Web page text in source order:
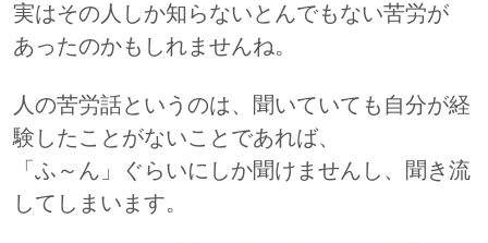
実はその人しか知らないとんでもない苦労が
あったのかもしれませんね。
人の苦労話というのは、聞いていても自分が経
験したことがないことであれば、
「ふ～ん」ぐらいにしか聞けませんし、聞き流
してしまいます。